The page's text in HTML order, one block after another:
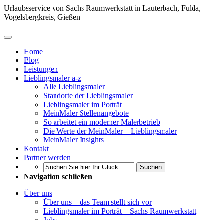
Urlaubsservice von Sachs Raumwerkstatt in Lauterbach, Fulda,
Vogelsbergkreis, Gießen
Home
Blog
Leistungen
Lieblingsmaler a-z
Alle Lieblingsmaler
Standorte der Lieblingsmaler
Lieblingsmaler im Porträt
MeinMaler Stellenangebote
So arbeitet ein moderner Malerbetrieb
Die Werte der MeinMaler – Lieblingsmaler
MeinMaler Insights
Kontakt
Partner werden
Suchen
Navigation schließen
Über uns
Über uns – das Team stellt sich vor
Lieblingsmaler im Porträt – Sachs Raumwerkstatt